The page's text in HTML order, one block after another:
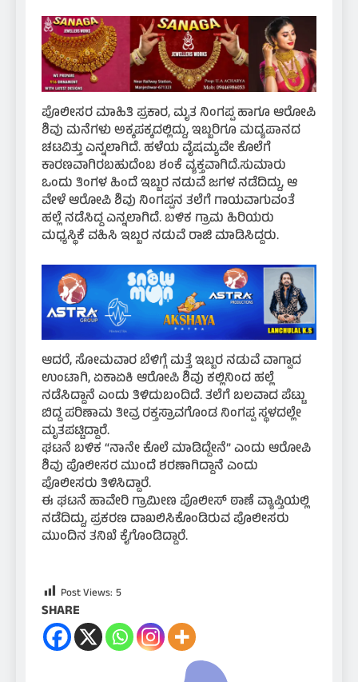
ಪೊಲೀಸರ ಮಾಹಿತಿ ಪ್ರಕಾರ, ಮೃತ ನಿಂಗಪ್ಪ ಹಾಗೂ ಆರೋಪಿ
ಶಿವು ಮನೆಗಳು ಅಕ್ಕಪಕ್ಕದಲ್ಲಿದ್ದು, ಇಬ್ಬರಿಗೂ ಮದ್ಯಪಾನದ
ಚಟವಿತ್ತು ಎನ್ನಲಾಗಿದೆ. ಹಳೆಯ ವೈಷಮ್ಯವೇ ಕೊಲೆಗೆ
ಕಾರಣವಾಗಿರಬಹುದೆಂಬ ಶಂಕೆ ವ್ಯಕ್ತವಾಗಿದೆ.ಸುಮಾರು
ಒಂದು ತಿಂಗಳ ಹಿಂದೆ ಇಬ್ಬರ ನಡುವೆ ಜಗಳ ನಡೆದಿದ್ದು, ಆ
ವೇಳೆ ಆರೋಪಿ ಶಿವು ನಿಂಗಪ್ಪನ ತಲೆಗೆ ಗಾಯವಾಗುವಂತೆ
ಹಲ್ಲೆ ನಡೆಸಿದ್ದ ಎನ್ನಲಾಗಿದೆ. ಬಳಿಕ ಗ್ರಾಮ ಹಿರಿಯರು
ಮಧ್ಯಸ್ಥಿಕೆ ವಹಿಸಿ ಇಬ್ಬರ ನಡುವೆ ರಾಜಿ ಮಾಡಿಸಿದ್ದರು.
ಆದರೆ, ಸೋಮವಾರ ಬೆಳಿಗ್ಗೆ ಮತ್ತೆ ಇಬ್ಬರ ನಡುವೆ ವಾಗ್ವಾದ
ಉಂಟಾಗಿ, ಏಕಾಏಕಿ ಆರೋಪಿ ಶಿವು ಕಲ್ಲಿನಿಂದ ಹಲ್ಲೆ
ನಡೆಸಿದ್ದಾನೆ ಎಂದು ತಿಳಿದುಬಂದಿದೆ. ತಲೆಗೆ ಬಲವಾದ ಪೆಟ್ಟು
ಬಿದ್ದ ಪರಿಣಾಮ ತೀವ್ರ ರಕ್ತಸ್ರಾವಗೊಂಡ ನಿಂಗಪ್ಪ ಸ್ಥಳದಲ್ಲೇ
ಮೃತಪಟ್ಟಿದ್ದಾರೆ.
ಘಟನೆ ಬಳಿಕ “ನಾನೇ ಕೊಲೆ ಮಾಡಿದ್ದೇನೆ” ಎಂದು ಆರೋಪಿ
ಶಿವು ಪೊಲೀಸರ ಮುಂದೆ ಶರಣಾಗಿದ್ದಾನೆ ಎಂದು
ಪೊಲೀಸರು ತಿಳಿಸಿದ್ದಾರೆ.
ಈ ಘಟನೆ ಹಾವೇರಿ ಗ್ರಾಮೀಣ ಪೊಲೀಸ್ ಠಾಣೆ ವ್ಯಾಪ್ತಿಯಲ್ಲಿ
ನಡೆದಿದ್ದು, ಪ್ರಕರಣ ದಾಖಲಿಸಿಕೊಂಡಿರುವ ಪೊಲೀಸರು
ಮುಂದಿನ ತನಿಖೆ ಕೈಗೊಂಡಿದ್ದಾರೆ.
Post Views: 5
SHARE